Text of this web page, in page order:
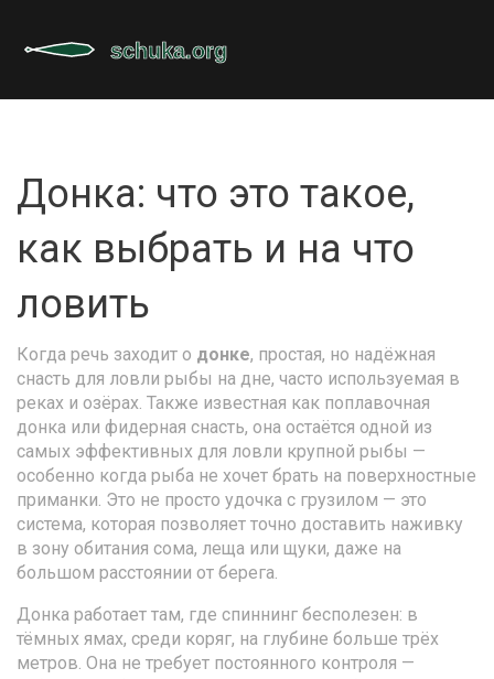
Донка: что это такое,
как выбрать и на что
ловить
Когда речь заходит о донке, простая, но надёжная
снасть для ловли рыбы на дне, часто используемая в
реках и озёрах. Также известная как поплавочная
донка или фидерная снасть, она остаётся одной из
самых эффективных для ловли крупной рыбы —
особенно когда рыба не хочет брать на поверхностные
приманки. Это не просто удочка с грузилом — это
система, которая позволяет точно доставить наживку
в зону обитания сома, леща или щуки, даже на
большом расстоянии от берега.
Донка работает там, где спиннинг бесполезен: в
тёмных ямах, среди коряг, на глубине больше трёх
метров. Она не требует постоянного контроля —